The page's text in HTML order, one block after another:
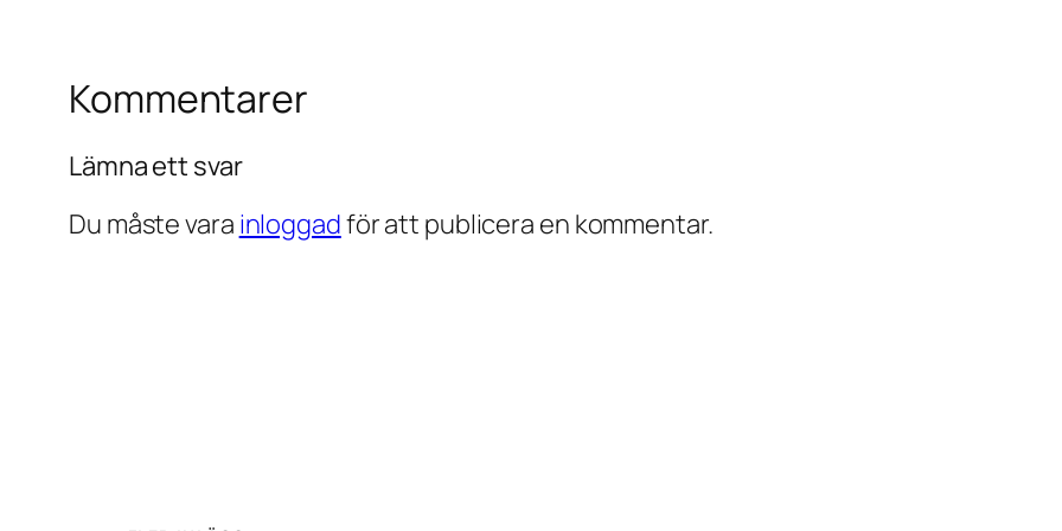
Kommentarer
Lämna ett svar
Du måste vara inloggadför att publicera en kommentar.